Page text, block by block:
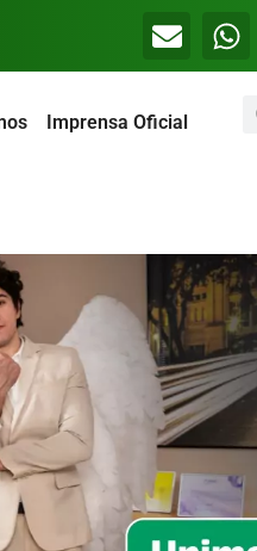
Imprensa Oficial